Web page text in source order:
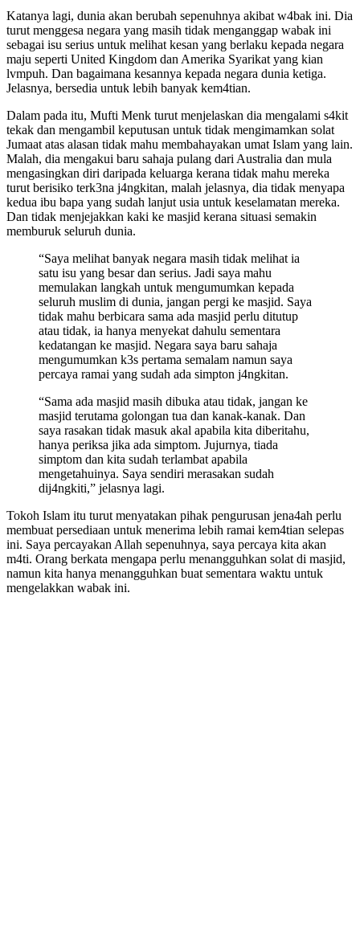
Katanya lagi, dunia akan berubah sepenuhnya akibat w4bak ini. Dia
turut menggesa negara yang masih tidak menganggap wabak ini
sebagai isu serius untuk melihat kesan yang berlaku kepada negara
maju seperti United Kingdom dan Amerika Syarikat yang kian
lvmpuh. Dan bagaimana kesannya kepada negara dunia ketiga.
Jelasnya, bersedia untuk lebih banyak kem4tian.
Dalam pada itu, Mufti Menk turut menjelaskan dia mengalami s4kit
tekak dan mengambil keputusan untuk tidak mengimamkan solat
Jumaat atas alasan tidak mahu membahayakan umat Islam yang lain.
Malah, dia mengakui baru sahaja pulang dari Australia dan mula
mengasingkan diri daripada keluarga kerana tidak mahu mereka
turut berisiko terk3na j4ngkitan, malah jelasnya, dia tidak menyapa
kedua ibu bapa yang sudah lanjut usia untuk keselamatan mereka.
Dan tidak menjejakkan kaki ke masjid kerana situasi semakin
memburuk seluruh dunia.
“Saya melihat banyak negara masih tidak melihat ia
satu isu yang besar dan serius. Jadi saya mahu
memulakan langkah untuk mengumumkan kepada
seluruh muslim di dunia, jangan pergi ke masjid. Saya
tidak mahu berbicara sama ada masjid perlu ditutup
atau tidak, ia hanya menyekat dahulu sementara
kedatangan ke masjid. Negara saya baru sahaja
mengumumkan k3s pertama semalam namun saya
percaya ramai yang sudah ada simpton j4ngkitan.
“Sama ada masjid masih dibuka atau tidak, jangan ke
masjid terutama golongan tua dan kanak-kanak. Dan
saya rasakan tidak masuk akal apabila kita diberitahu,
hanya periksa jika ada simptom. Jujurnya, tiada
simptom dan kita sudah terlambat apabila
mengetahuinya. Saya sendiri merasakan sudah
dij4ngkiti,” jelasnya lagi.
Tokoh Islam itu turut menyatakan pihak pengurusan jena4ah perlu
membuat persediaan untuk menerima lebih ramai kem4tian selepas
ini. Saya percayakan Allah sepenuhnya, saya percaya kita akan
m4ti. Orang berkata mengapa perlu menangguhkan solat di masjid,
namun kita hanya menangguhkan buat sementara waktu untuk
mengelakkan wabak ini.